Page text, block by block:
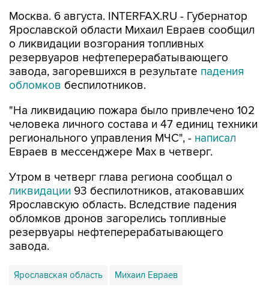
Москва. 6 августа. INTERFAX.RU - Губернатор
Ярославской области Михаил Евраев сообщил
о ликвидации возгорания топливных
резервуаров нефтеперерабатывающего
завода, загоревшихся в результате падения
обломков беспилотников.
"На ликвидацию пожара было привлечено 102
человека личного состава и 47 единиц техники
регионального управления МЧС", - написал
Евраев в мессенджере Мах в четверг.
Утром в четверг глава региона сообщал о
ликвидации 93 беспилотников, атаковавших
Ярославскую область. Вследствие падения
обломков дронов загорелись топливные
резервуары нефтеперерабатывающего
завода.
Ярославская область Михаил Евраев